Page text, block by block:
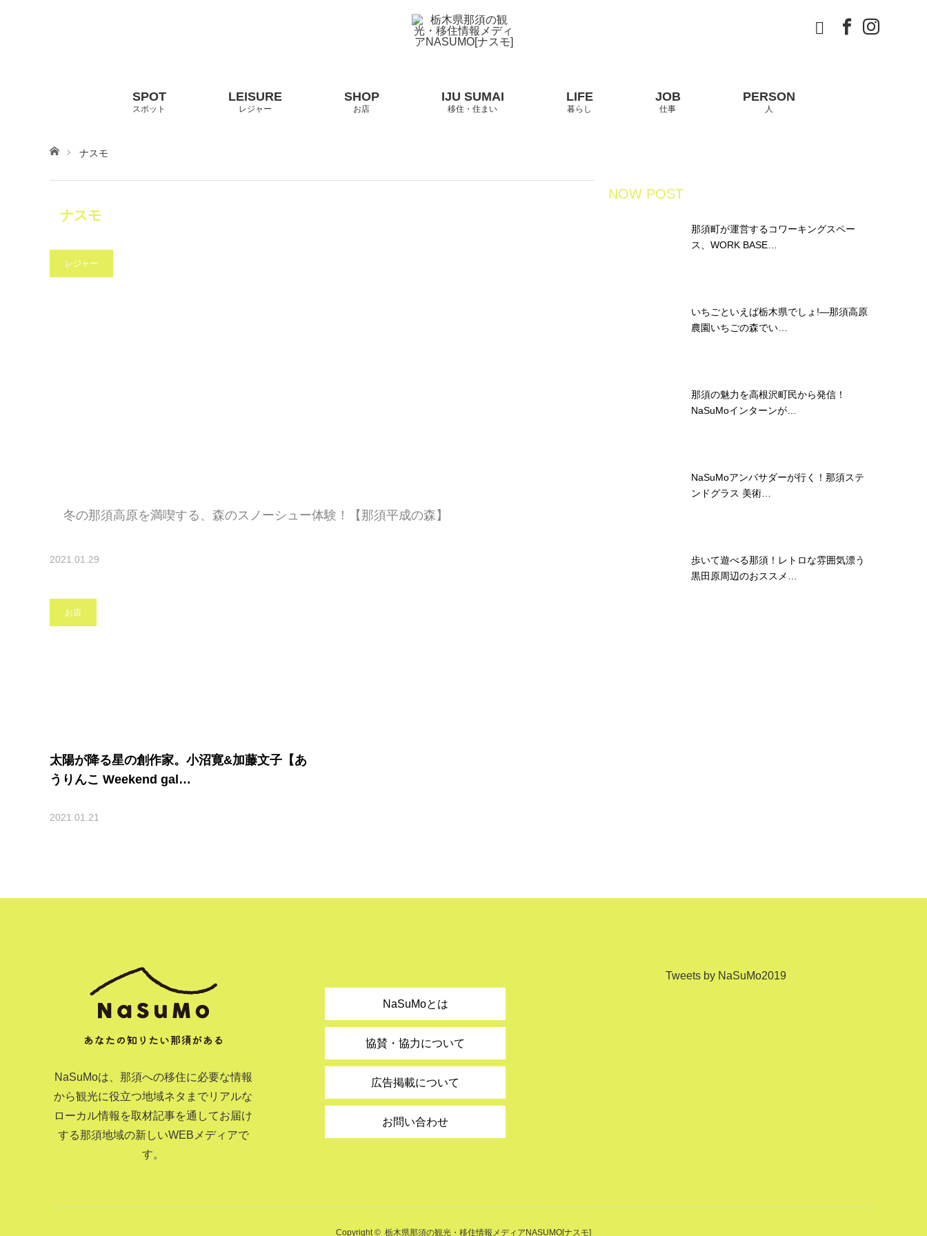
スポット レジャー お店 移住・住まい 暮らし 仕事 人
ホームナスモ
ナスモ
レジャー
冬の那須高原を満喫する、森のスノーシュー体験！【那須平成の森】
2021.01.29
お店
太陽が降る星の創作家。小沼寛&加藤文子【あ
うりんこ Weekend gal…
2021.01.21
NOW POST
那須町が運営するコワーキングスペー
ス、WORK BASE…
いちごといえば栃木県でしょ!―那須高原
農園いちごの森でい…
那須の魅力を高根沢町民から発信！
NaSuMoインターンが…
NaSuMoアンバサダーが行く！那須ステ
ンドグラス 美術…
歩いて遊べる那須！レトロな雰囲気漂う
黒田原周辺のおススメ…
NaSuMoは、那須への移住に必要な情報
から観光に役立つ地域ネタまでリアルな
ローカル情報を取材記事を通してお届け
する那須地域の新しいWEBメディアで
す。
NaSuMoとは
協賛・協力について
広告掲載について
お問い合わせ
Tweets by NaSuMo2019
Copyright © 栃木県那須の観光・移住情報メディアNASUMO[ナスモ]